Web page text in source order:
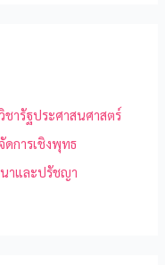
ารัฐประศาสนศาสตร์
การเชิงพุทธ
าและปรัชญา